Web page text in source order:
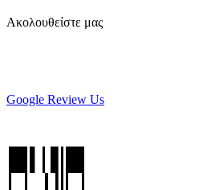
Ακολουθείστε μας
Google Review Us